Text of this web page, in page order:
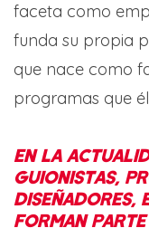
faceta como
funda su propia
que nace como
programas que
EN LA
GUIONISTAS,
DISEÑADORES,
FORMAN